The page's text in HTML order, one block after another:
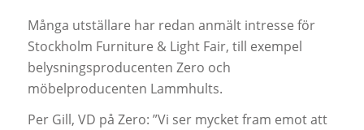
Många utställare har redan anmält intresse för
Stockholm Furniture & Light Fair, till exempel
belysningsproducenten Zero och
möbelproducenten Lammhults.
Per Gill, VD på Zero: ”Vi ser mycket fram emot att